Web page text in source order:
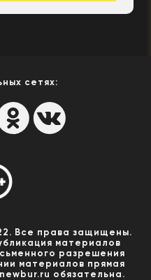
сетях:
Все права защищены.
материалов
разрешения
материалов прямая
обязательна.